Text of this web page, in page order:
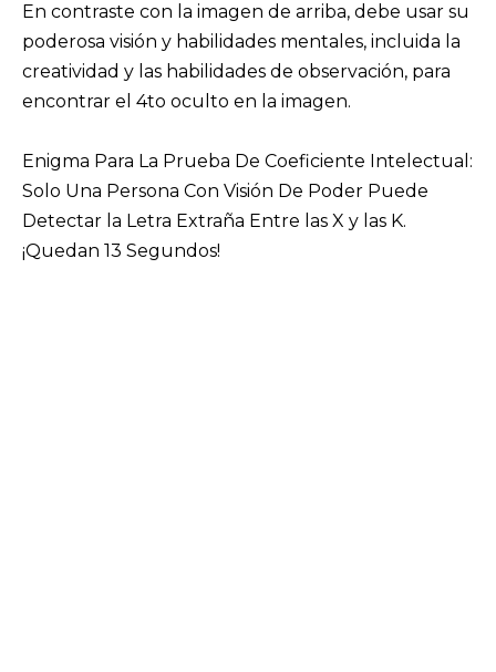
En contraste con la imagen de arriba, debe usar su
poderosa visión y habilidades mentales, incluida la
creatividad y las habilidades de observación, para
encontrar el 4to oculto en la imagen.
Enigma Para La Prueba De Coeficiente Intelectual:
Solo Una Persona Con Visión De Poder Puede
Detectar la Letra Extraña Entre las X y las K.
¡Quedan 13 Segundos!